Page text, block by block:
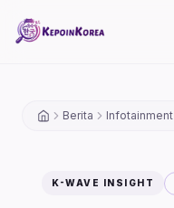
Berita Infotainment
K-WAVE INSIGHT